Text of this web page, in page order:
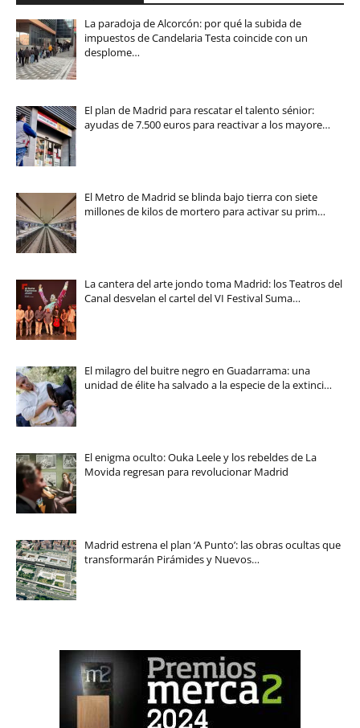
La paradoja de Alcorcón: por qué la subida de
impuestos de Candelaria Testa coincide con un
desplome…
El plan de Madrid para rescatar el talento sénior:
ayudas de 7.500 euros para reactivar a los mayore…
El Metro de Madrid se blinda bajo tierra con siete
millones de kilos de mortero para activar su prim…
La cantera del arte jondo toma Madrid: los Teatros del
Canal desvelan el cartel del VI Festival Suma…
El milagro del buitre negro en Guadarrama: una
unidad de élite ha salvado a la especie de la extinci…
El enigma oculto: Ouka Leele y los rebeldes de La
Movida regresan para revolucionar Madrid
Madrid estrena el plan ‘A Punto’: las obras ocultas que
transformarán Pirámides y Nuevos…